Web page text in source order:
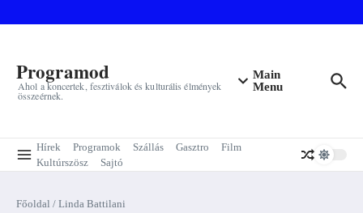
Programod
Ahol a koncertek, fesztiválok és kulturális élmények
összeérnek.
Main
Menu
Hírek Programok Szállás Gasztro
Film
Kultúrszösz
Sajtó
Főoldal / Linda Battilani